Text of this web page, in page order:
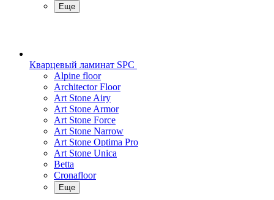
Еще
Кварцевый ламинат SPC
Alpine floor
Architector Floor
Art Stone Airy
Art Stone Armor
Art Stone Force
Art Stone Narrow
Art Stone Optima Pro
Art Stone Unica
Betta
Cronafloor
Еще